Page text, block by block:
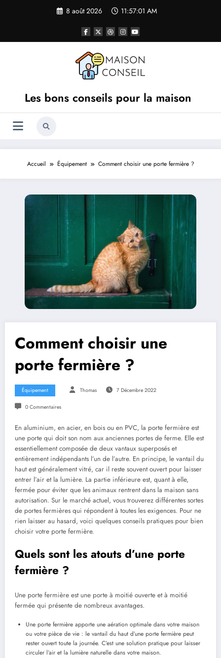
8 août 2026 11:57:01 AM
Les bons conseils pour la maison
Accueil Équipement Comment choisir une porte fermière ?
Comment choisir une
porte fermière ?
Équipement Thomas 7 Décembre 2022
0 Commentaires
En aluminium, en acier, en bois ou en PVC, la porte fermière est
une porte qui doit son nom aux anciennes portes de ferme. Elle est
essentiellement composée de deux vantaux superposés et
entièrement indépendants l’un de l’autre. En principe, le vantail du
haut est généralement vitré, car il reste souvent ouvert pour laisser
entrer l’air et la lumière. La partie inférieure est, quant à elle,
fermée pour éviter que les animaux rentrent dans la maison sans
autorisation. Sur le marché actuel, vous trouverez différentes sortes
de portes fermières qui répondent à toutes les exigences. Pour ne
rien laisser au hasard, voici quelques conseils pratiques pour bien
choisir votre porte fermière.
Quels sont les atouts d’une porte
fermière ?
Une porte fermière est une porte à moitié ouverte et à moitié
fermée qui présente de nombreux avantages.
Une porte fermière apporte une aération optimale dans votre maison
ou votre pièce de vie : le vantail du haut d’une porte fermière peut
rester ouvert toute la journée. C’est une solution pratique pour laisser
circuler l’air et la lumière naturelle dans votre maison.